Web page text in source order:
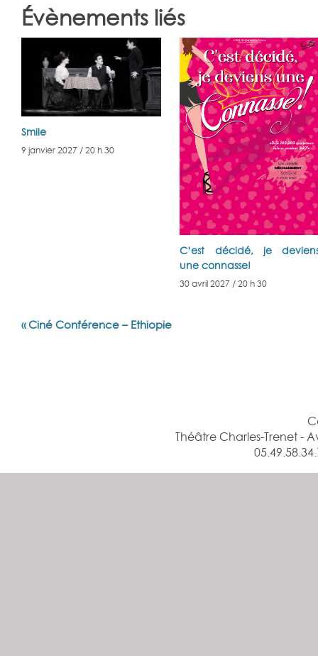
Évènements liés
Smile
9 janvier 2027 / 20 h 30
C’est décidé, je
une connasse!
30 avril 2027 / 20 h 30
Navigation
«Ciné Conférence – Ethiopie
Théâtre Charles-Trenet -